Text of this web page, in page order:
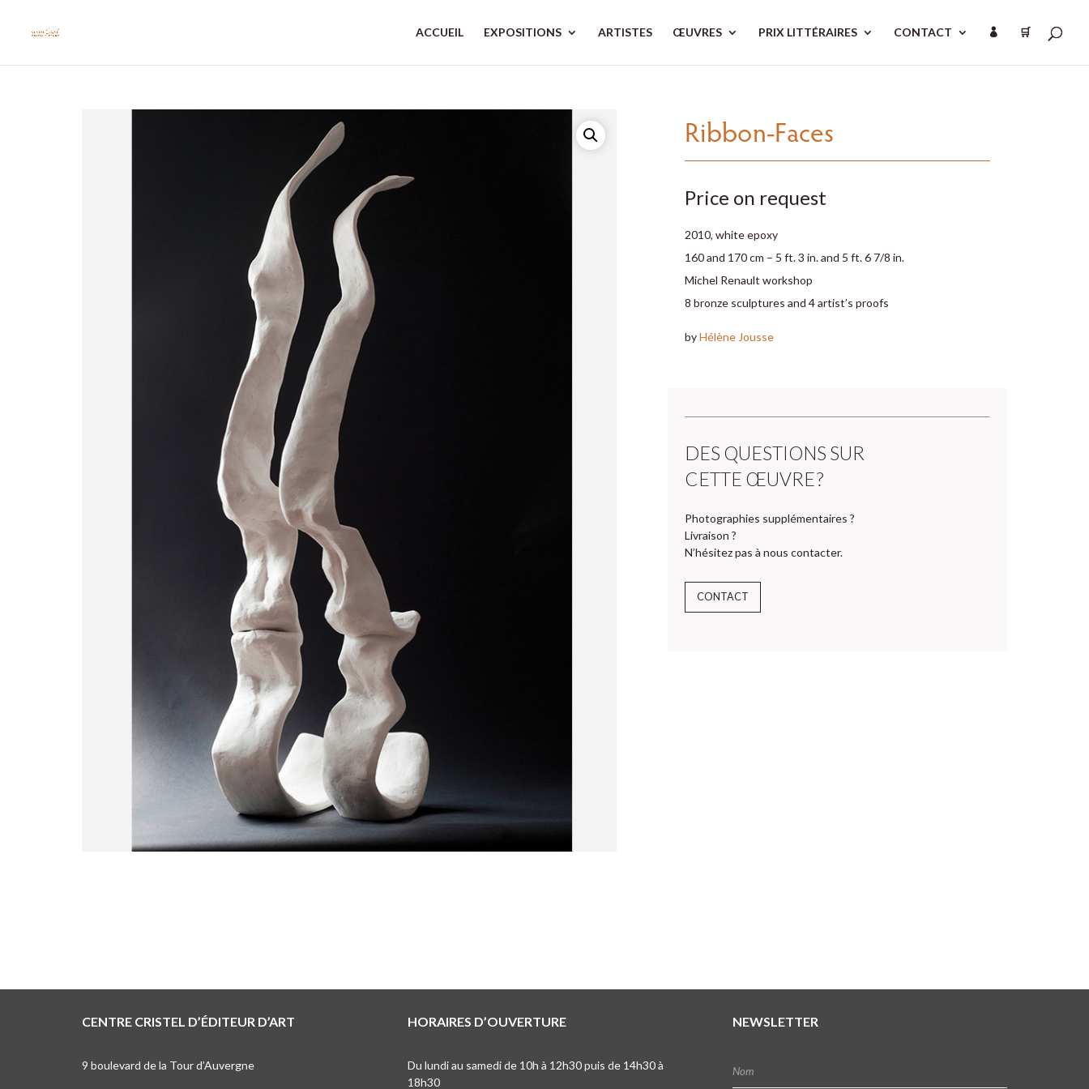
ACCUEIL EXPOSITIONS ARTISTES ŒUVRES PRIX LITTÉRAIRES CONTACT  🛒
Ribbon-Faces
Price on request
2010, white epoxy
160 and 170 cm – 5 ft. 3 in. and 5 ft. 6 7/8 in.
Michel Renault workshop
8 bronze sculptures and 4 artist’s proofs
byHélène Jousse
DES QUESTIONS SUR
CETTE ŒUVRE ?
Photographies supplémentaires ?
Livraison ?
N’hésitez pas à nous contacter.
CONTACT
CENTRE CRISTEL D’ÉDITEUR D’ART
9 boulevard de la Tour d’Auvergne
HORAIRES D’OUVERTURE
Du lundi au samedi de 10h à 12h30 puis de 14h30 à
18h30
NEWSLETTER